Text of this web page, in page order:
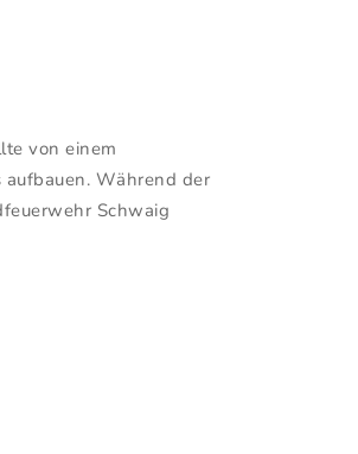
von einem
Während der
Schwaig